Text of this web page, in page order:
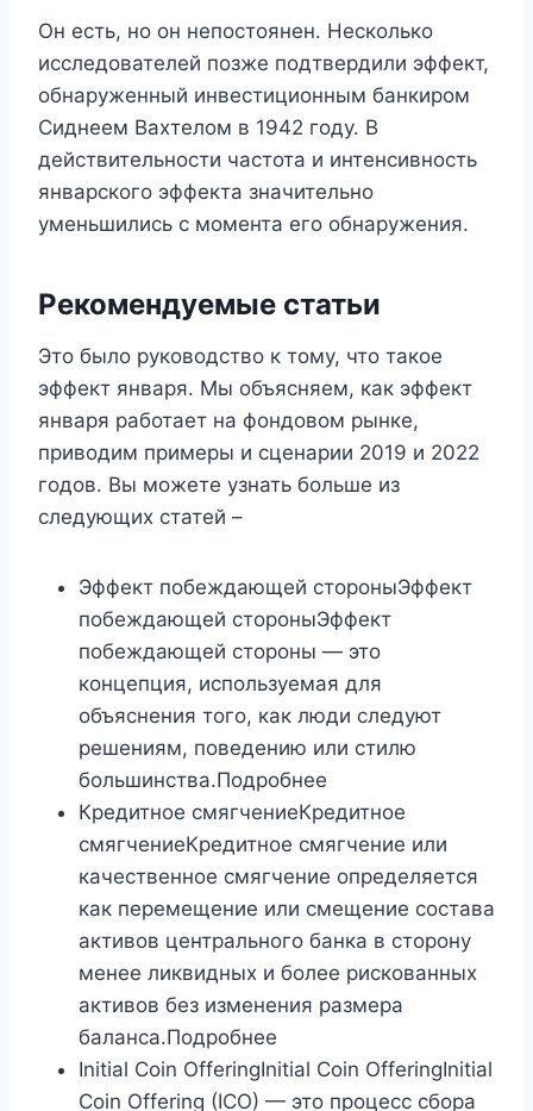
Он есть, но он непостоянен. Несколько
исследователей позже подтвердили эффект,
обнаруженный инвестиционным банкиром
Сиднеем Вахтелом в 1942 году. В
действительности частота и интенсивность
январского эффекта значительно
уменьшились с момента его обнаружения.
Рекомендуемые статьи
Это было руководство к тому, что такое
эффект января. Мы объясняем, как эффект
января работает на фондовом рынке,
приводим примеры и сценарии 2019 и 2022
годов. Вы можете узнать больше из
следующих статей –
Эффект побеждающей стороныЭффект
побеждающей стороныЭффект
побеждающей стороны — это
концепция, используемая для
объяснения того, как люди следуют
решениям, поведению или стилю
большинства.Подробнее
Кредитное смягчениеКредитное
смягчениеКредитное смягчение или
качественное смягчение определяется
как перемещение или смещение состава
активов центрального банка в сторону
менее ликвидных и более рискованных
активов без изменения размера
баланса.Подробнее
Initial Coin OfferingInitial Coin OfferingInitial
Coin Offering (ICO) — это процесс сбора